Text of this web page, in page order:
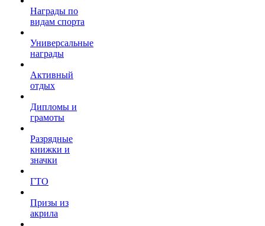
Награды по
видам спорта
Универсальные
награды
Активный
отдых
Дипломы и
грамоты
Разрядные
книжки и
значки
ГТО
Призы из
акрила